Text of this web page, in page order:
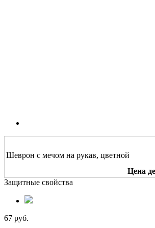
Шеврон с мечом на рукав, цветной
Цена
Защитные свойства
67 руб.